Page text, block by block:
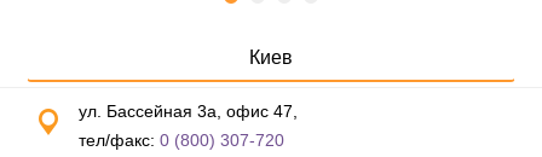
Киев
ул. Бассейная 3а, офис 47,
тел/факс: 0 (800) 307-720